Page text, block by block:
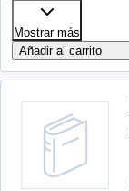
Mostrar más
Añadir al carrito